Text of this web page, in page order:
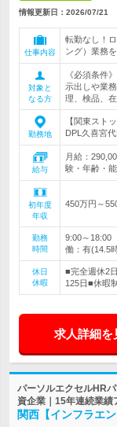
情報更新日：2026/07/21
仕事内容
転勤なし！
ング）業務
対象と
なる方
《必須条件
示出しや業
理、検品、在
勤務地
【関東スト
DPL久喜宮
給与
月給：
験・年齢・
初年度
年収
450万円～
勤務
時間
9:00～18:00
働：有(14.5
休日
休暇
■完全週休2
125日■休暇
求人詳細を
パーソルエクセルHR
資企業｜15年連続業績
関西【インフラエ